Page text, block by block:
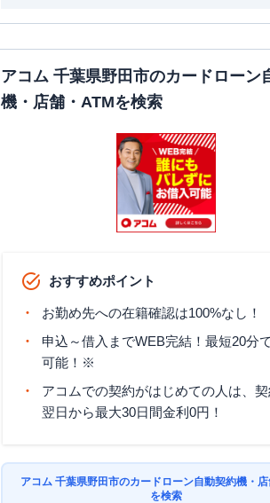
アコム 千葉県野田市のカードローン
機・店舗・ATMを検索
おすすめポイント
お勤め先への在籍確認は100%なし！
申込～借入までWEB完結！最短20分
可能！※
アコムでの契約がはじめての人は、
翌日から最大30日間金利0円！
アコム 千葉県野田市のカードローン自動契約機・店
を検索